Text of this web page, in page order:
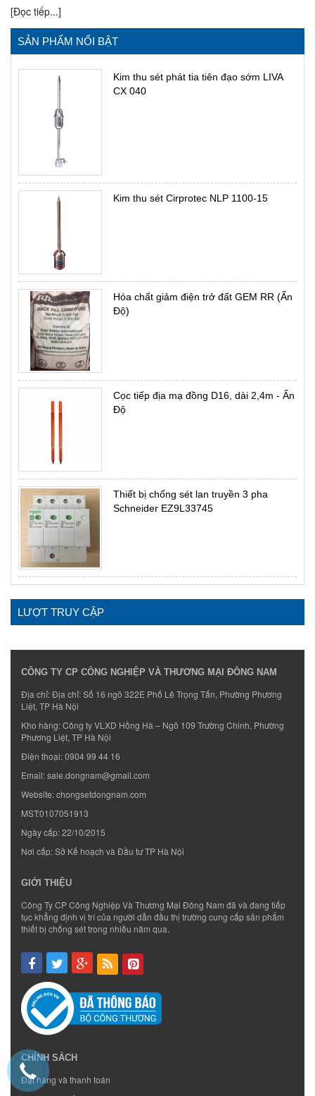
[Đọc tiếp...]
SẢN PHẨM NỔI BẬT
Kim thu sét phát tia tiên đạo sớm LIVA
CX 040
Kim thu sét Cirprotec NLP 1100-15
Hóa chất giảm điện trở đất GEM RR (Ấn
Độ)
Cọc tiếp địa mạ đồng D16, dài 2,4m - Ấn
Độ
Thiết bị chống sét lan truyền 3 pha
Schneider EZ9L33745
LƯỢT TRUY CẬP
CÔNG TY CP CÔNG NGHIỆP VÀ THƯƠNG MẠI ĐÔNG NAM
Địa chỉ: Địa chỉ: Số 16 ngõ 322E Phố Lê Trọng Tấn, Phường Phương
Liệt, TP Hà Nội
Kho hàng: Công ty VLXD Hồng Hà – Ngõ 109 Trường Chinh, Phường
Phương Liệt, TP Hà Nội
Điện thoại:0904 99 44 16
Email:sale.dongnam@gmail.com
Website:chongsetdongnam.com
MST:0107051913
Ngày cấp: 22/10/2015
Nơi cấp: Sở Kế hoạch và Đầu tư TP Hà Nội
GIỚI THIỆU
Công Ty CP Công Nghiệp Và Thương Mại Đông Nam đã và đang tiếp
tục khẳng định vị trí của người dẫn đầu thị trường cung cấp sản phẩm
thiết bị chống sét trong nhiều năm qua.
CHÍNH SÁCH
Đặt hàng và thanh toán